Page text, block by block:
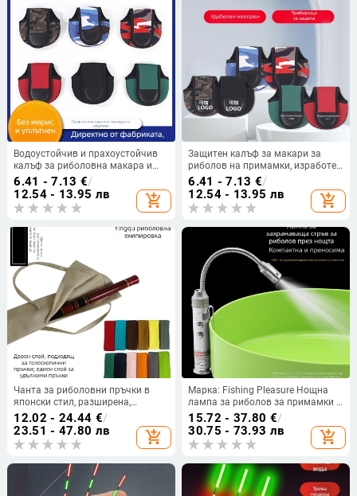
Водоустойчив и прахоустойчив
калъф за риболовна макара и
съхранение на риболовно
оборудване
6.41 - 7.13 €/
12.54 - 13.95 лв
add_shopping_cart
Защитен калъф за макари за
риболов на примамки, изработен
от дайвинг плат, устойчив на
изпускане и надраскване
6.41 - 7.13 €/
12.54 - 13.95 лв
add_shopping_cart
Чанта за риболовни пръчки в
японски стил, разширена,
памучна материя, с отдел за
съхранение и предпазител за
пръчка
12.02 - 24.44 €/
23.51 - 47.80 лв
add_shopping_cart
Марка: Fishing Pleasure Нощна
лампа за риболов за примамки с
магнит, модел Ydsedd-01,
материал: Друг
15.72 - 37.80 €/
30.75 - 73.93 лв
add_shopping_cart